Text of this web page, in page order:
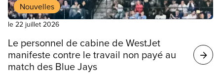
Nouvelles
le 22 juillet 2026
Le personnel de cabine de WestJet
manifeste contre le travail non payé au
match des Blue Jays